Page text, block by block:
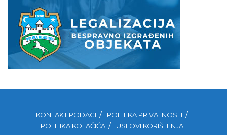
KONTAKT PODACI
POLITIKA PRIVATNOSTI
POLITIKA KOLAČIĆA
USLOVI KORIŠTENJA